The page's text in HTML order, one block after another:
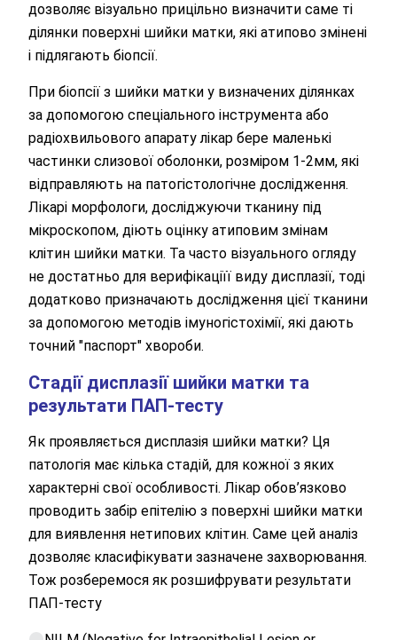
дозволяє візуально прицільно визначити саме ті
ділянки поверхні шийки матки, які атипово змінені
і підлягають біопсії.
При біопсії з шийки матки у визначених ділянках
за допомогою спеціального інструмента або
радіохвильового апарату лікар бере маленькі
частинки слизової оболонки, розміром 1-2мм, які
відправляють на патогістологічне дослідження.
Лікарі морфологи, досліджуючи тканину під
мікроскопом, діють оцінку атиповим змінам
клітин шийки матки. Та часто візуального огляду
не достатньо для верифікаціїї виду дисплазії, тоді
додатково призначають дослідження цієї тканини
за допомогою методів імуногістохімії, які дають
точний "паспорт" хвороби.
Стадії дисплазії шийки матки та
результати ПАП-тесту
Як проявляється дисплазія шийки матки? Ця
патологія має кілька стадій, для кожної з яких
характерні свої особливості. Лікар обов’язково
проводить забір епітелію з поверхні шийки матки
для виявлення нетипових клітин. Саме цей аналіз
дозволяє класифікувати зазначене захворювання.
Тож розберемося як розшифрувати результати
ПАП-тесту